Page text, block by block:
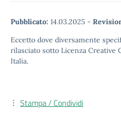
Pubblicato: 14.03.2025 -
Eccetto dove diversamente
rilasciato sotto Licenza Creative
Italia.
Stampa / Condividi